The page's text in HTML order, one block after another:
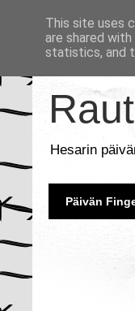
Hesarin
Päivän
This site uses
are shared
statistics, and